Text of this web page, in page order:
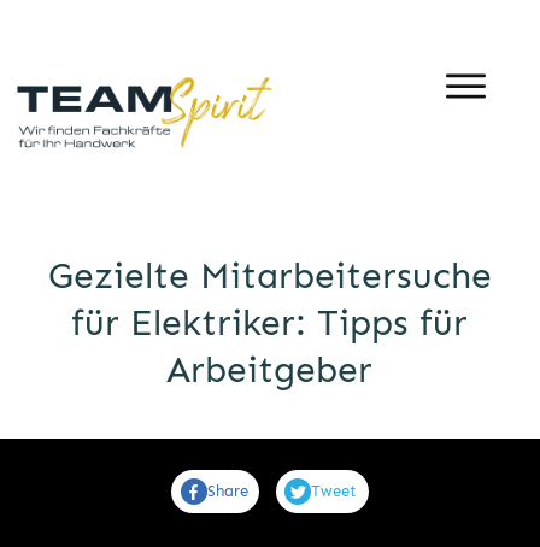
Gezielte Mitarbeitersuche
für Elektriker: Tipps für
Arbeitgeber
Share Tweet